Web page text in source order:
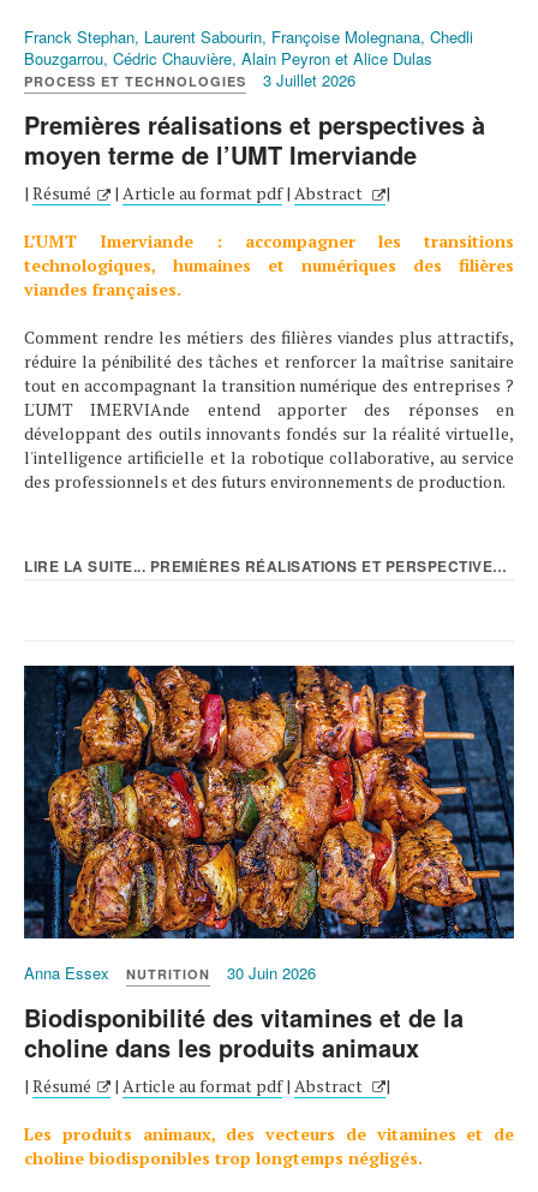
Franck Stephan, Laurent Sabourin, Françoise Molegnana, Chedli
Bouzgarrou, Cédric Chauvière, Alain Peyron et Alice Dulas
PROCESS ET TECHNOLOGIES 3 Juillet 2026
Premières réalisations et perspectives à
moyen terme de l’UMT Imerviande
| Résumé | Article au format pdf| Abstract |
L’UMT Imerviande : accompagner les transitions
technologiques, humaines et numériques des filières
viandes françaises.
Comment rendre les métiers des filières viandes plus attractifs,
réduire la pénibilité des tâches et renforcer la maîtrise sanitaire
tout en accompagnant la transition numérique des entreprises ?
L'UMT IMERVIAnde entend apporter des réponses en
développant des outils innovants fondés sur la réalité virtuelle,
l'intelligence artificielle et la robotique collaborative, au service
des professionnels et des futurs environnements de production.
LIRE LA SUITE... PREMIÈRES RÉALISATIONS ET PERSPECTIVES À MOYEN...
Anna Essex NUTRITION 30 Juin 2026
Biodisponibilité des vitamines et de la
choline dans les produits animaux
| Résumé | Article au format pdf| Abstract |
Les produits animaux, des vecteurs de vitamines et de
choline biodisponibles trop longtemps négligés.